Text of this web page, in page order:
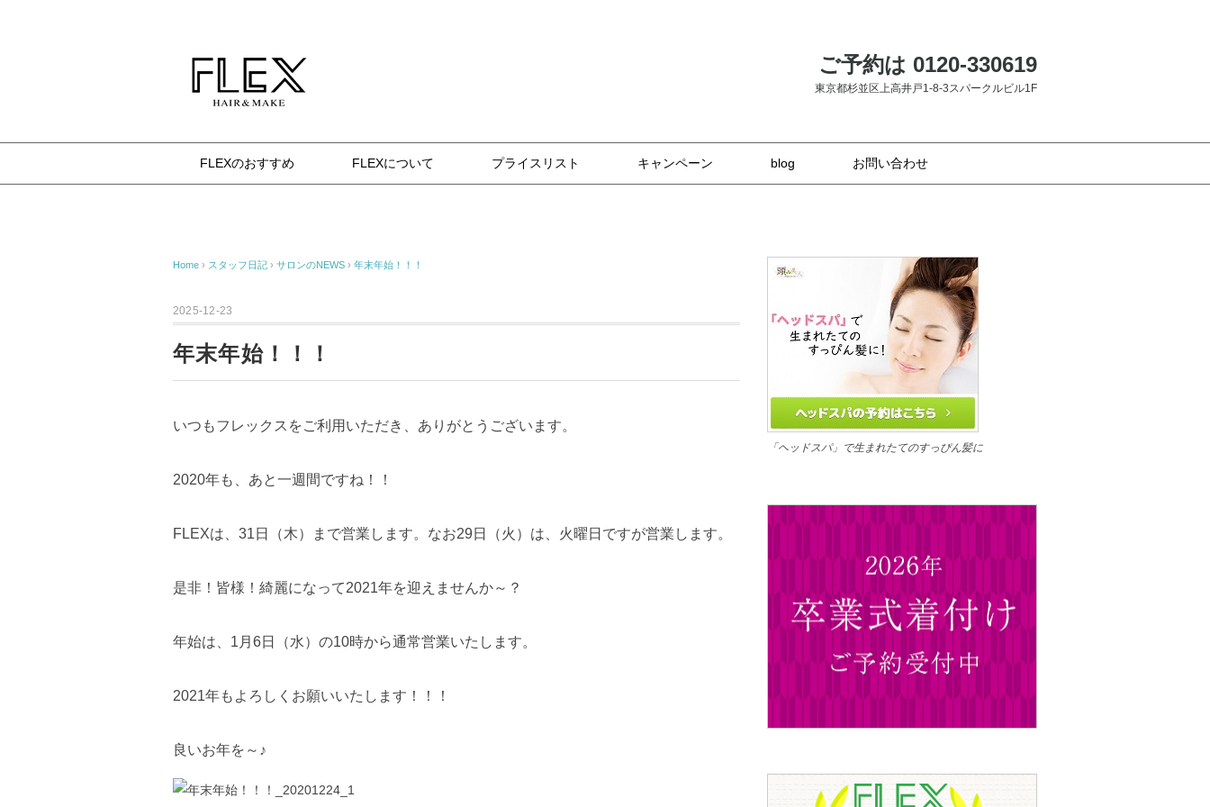
ご予約は 0120-330619
東京都杉並区上高井戸1-8-3スパークルビル1F
FLEXのおすすめ FLEXについて プライスリスト キャンペーン blog お問い合わせ
Home › スタッフ日記 › サロンのNEWS › 年末年始！！！
2025-12-23
年末年始！！！
いつもフレックスをご利用いただき、ありがとうございます。
2020年も、あと一週間ですね！！
FLEXは、31日（木）まで営業します。なお29日（火）は、火曜日ですが営業します。
是非！皆様！綺麗になって2021年を迎えませんか～？
年始は、1月6日（水）の10時から通常営業いたします。
2021年もよろしくお願いいたします！！！
良いお年を～♪
「ヘッドスパ」で生まれたてのすっぴん髪に